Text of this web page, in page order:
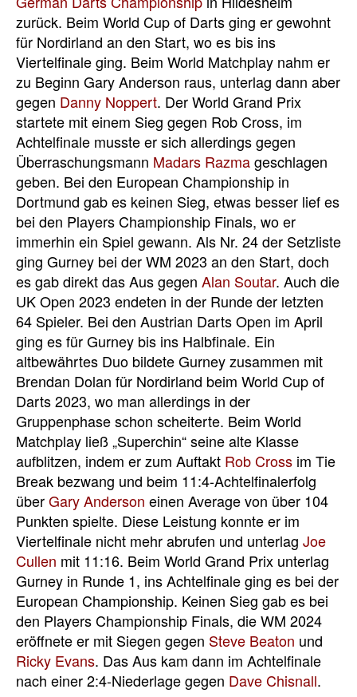
zurück. Beim World Cup of Darts ging er gewohnt
für Nordirland an den Start, wo es bis ins
Viertelfinale ging. Beim World Matchplay nahm er
zu Beginn Gary Anderson raus, unterlag dann aber
gegen Danny Noppert. Der World Grand Prix
startete mit einem Sieg gegen Rob Cross, im
Achtelfinale musste er sich allerdings gegen
Überraschungsmann Madars Razmageschlagen
geben. Bei den European Championship in
Dortmund gab es keinen Sieg, etwas besser lief es
bei den Players Championship Finals, wo er
immerhin ein Spiel gewann. Als Nr. 24 der Setzliste
ging Gurney bei der WM 2023 an den Start, doch
es gab direkt das Aus gegen Alan Soutar. Auch die
UK Open 2023 endeten in der Runde der letzten
64 Spieler. Bei den Austrian Darts Open im April
ging es für Gurney bis ins Halbfinale. Ein
altbewährtes Duo bildete Gurney zusammen mit
Brendan Dolan für Nordirland beim World Cup of
Darts 2023, wo man allerdings in der
Gruppenphase schon scheiterte. Beim World
Matchplay ließ „Superchin“ seine alte Klasse
aufblitzen, indem er zum Auftakt Rob Cross im Tie
Break bezwang und beim 11:4-Achtelfinalerfolg
überGary Anderson einen Average von über 104
Punkten spielte. Diese Leistung konnte er im
Viertelfinale nicht mehr abrufen und unterlag Joe
Cullen mit 11:16. Beim World Grand Prix unterlag
Gurney in Runde 1, ins Achtelfinale ging es bei der
European Championship. Keinen Sieg gab es bei
den Players Championship Finals, die WM 2024
eröffnete er mit Siegen gegen Steve Beaton und
Ricky Evans. Das Aus kam dann im Achtelfinale
nach einer 2:4-Niederlage gegen Dave Chisnall.